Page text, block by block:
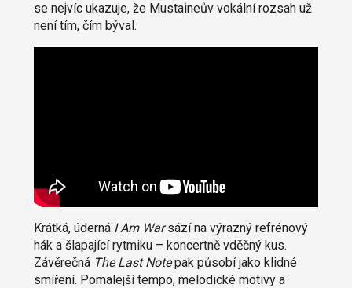
se nejvíc ukazuje, že Mustaineův vokální rozsah už
není tím, čím býval.
Krátká, úderná I Am Warsází na výrazný refrénový
hák a šlapající rytmiku – koncertně vděčný kus.
Závěrečná The Last Notepak působí jako klidné
smíření. Pomalejší tempo, melodické motivy a